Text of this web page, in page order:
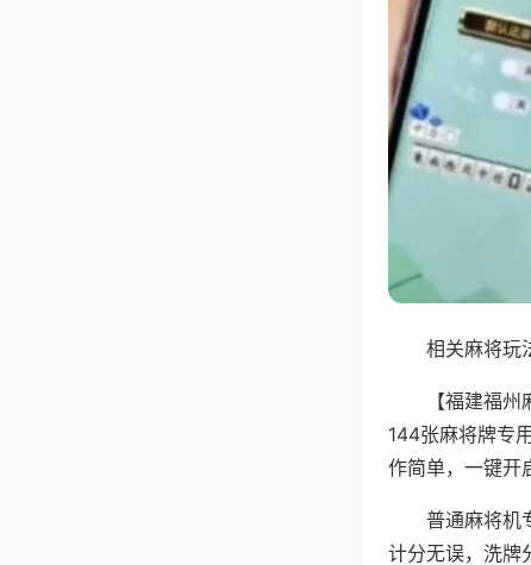
相关麻将玩
【福建福
144张麻将牌专
作简单，一键开
普通麻将机
计分无误，洗牌